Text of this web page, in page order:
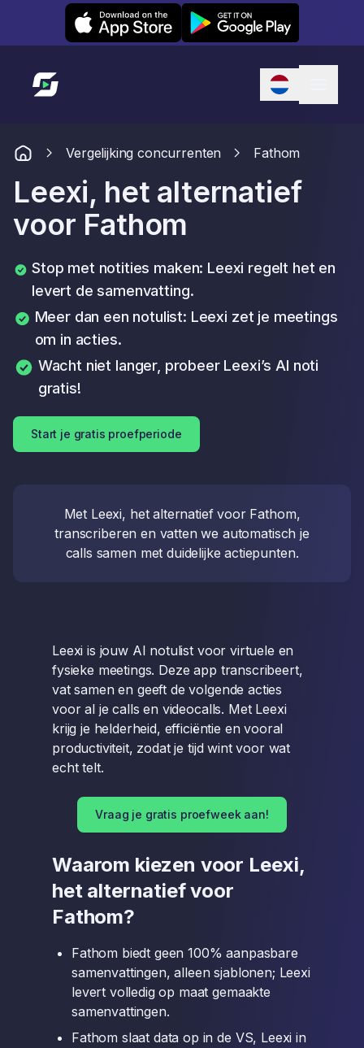
Leexi on iOS Leexi on Android
Link naar startpagina
Vergelijking concurrenten Fathom
Leexi, het alternatief
voor Fathom
Stop met notities maken: Leexi regelt het en
levert de samenvatting.
Meer dan een notulist: Leexi zet je meetings
om in acties.
Wacht niet langer, probeer Leexi’s AI noti
gratis!
Start je gratis proefperiode
Met Leexi, het alternatief voor Fathom,
transcriberen en vatten we automatisch je
calls samen met duidelijke actiepunten.
Leexi is jouw AI notulist voor virtuele en
fysieke meetings. Deze app transcribeert,
vat samen en geeft de volgende acties
voor al je calls en videocalls. Met Leexi
krijg je helderheid, efficiëntie en vooral
productiviteit, zodat je tijd wint voor wat
echt telt.
Vraag je gratis proefweek aan!
Waarom kiezen voor Leexi,
het alternatief voor
Fathom?
Fathom biedt geen 100% aanpasbare
samenvattingen, alleen sjablonen; Leexi
levert volledig op maat gemaakte
samenvattingen.
Fathom slaat data op in de VS, Leexi in